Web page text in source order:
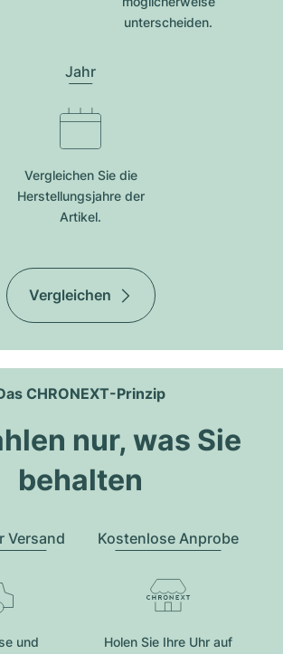
unterscheiden.
Jahr
Vergleichen Sie die
Herstellungsjahre der
Artikel.
Vergleichen
CHRONEXT-Prinzip
nur, was Sie
behalten
Versand
und
Kostenlose Anprobe
Holen Sie Ihre Uhr auf